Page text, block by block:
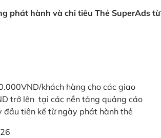
phát hành và chi tiêu Thẻ SuperAds từ
khách hàng cho các giao
trở lên tại các nền tảng quảng cáo
đầu tiên kể từ ngày phát hành thẻ